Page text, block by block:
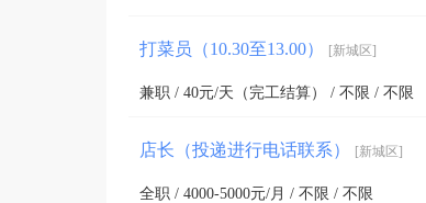
打菜员（10.30至13.00） [新城区]
兼职 / 40元/天（完工结算） / 不限 / 不限
店长（投递进行电话联系） [新城区]
全职 / 4000-5000元/月 / 不限 / 不限